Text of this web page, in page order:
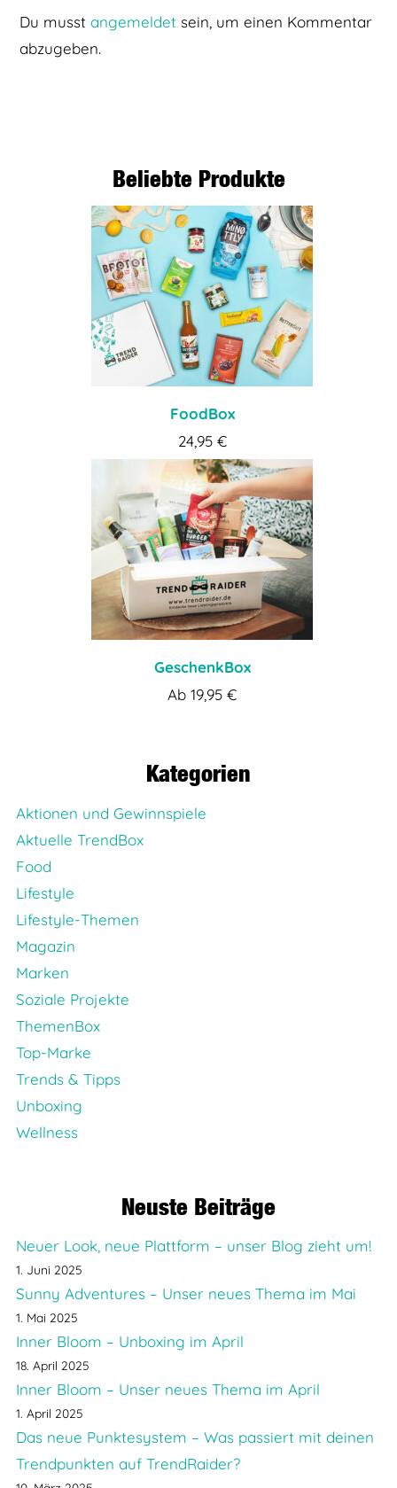
Du musstangemeldet sein, um einen Kommentar
abzugeben.
Beliebte Produkte
FoodBox
24,95 €
GeschenkBox
Ab 19,95 €
Kategorien
Aktionen und Gewinnspiele
Aktuelle TrendBox
Food
Lifestyle
Lifestyle-Themen
Magazin
Marken
Soziale Projekte
ThemenBox
Top-Marke
Trends & Tipps
Unboxing
Wellness
Neuste Beiträge
Neuer Look, neue Plattform – unser Blog zieht um!
1. Juni 2025
Sunny Adventures – Unser neues Thema im Mai
1. Mai 2025
Inner Bloom – Unboxing im April
18. April 2025
Inner Bloom – Unser neues Thema im April
1. April 2025
Das neue Punktesystem – Was passiert mit deinen
Trendpunkten auf TrendRaider?